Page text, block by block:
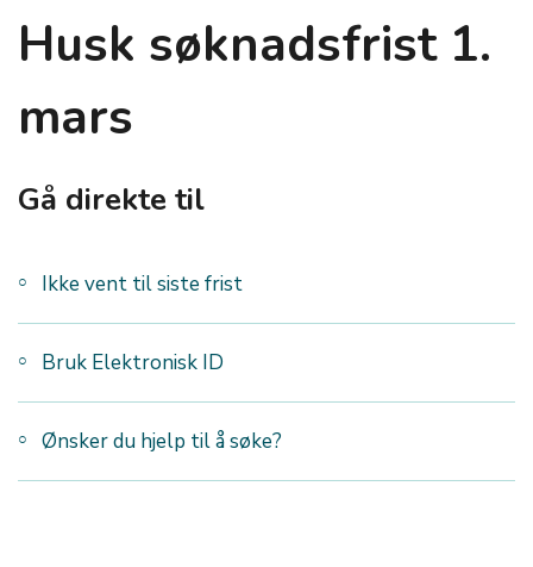
Husk søknadsfrist 1.
mars
Gå direkte til
Ikke vent til siste frist
Bruk Elektronisk ID
Ønsker du hjelp til å søke?